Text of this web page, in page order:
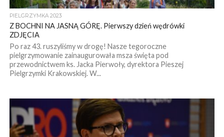
PIELGRZYMKA 2023
Z BOCHNI NA JASNĄ GÓRĘ. Pierwszy dzień wędrówki
ZDJĘCIA
Po raz 43. ruszyliśmy w drogę! Nasze tegoroczne
pielgrzymowanie zainaugurowała msza święta pod
przewodnictwem ks. Jacka Pierwoły, dyrektora Pieszej
Pielgrzymki Krakowskiej. W...